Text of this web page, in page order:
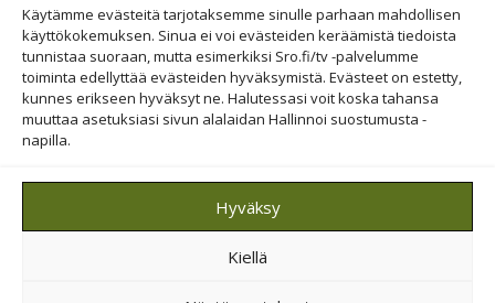
Käytämme evästeitä tarjotaksemme sinulle parhaan mahdollisen
käyttökokemuksen. Sinua ei voi evästeiden keräämistä tiedoista
tunnistaa suoraan, mutta esimerkiksi Sro.fi/tv -palvelumme
toiminta edellyttää evästeiden hyväksymistä. Evästeet on estetty,
kunnes erikseen hyväksyt ne. Halutessasi voit koska tahansa
muuttaa asetuksiasi sivun alalaidan Hallinnoi suostumusta -
napilla.
Hyväksy
Kiellä
Etsi sivuiltamme
© 2019-2026 Suomen Raamattuopiston Säätiö
Saavutettavuus huomioitu